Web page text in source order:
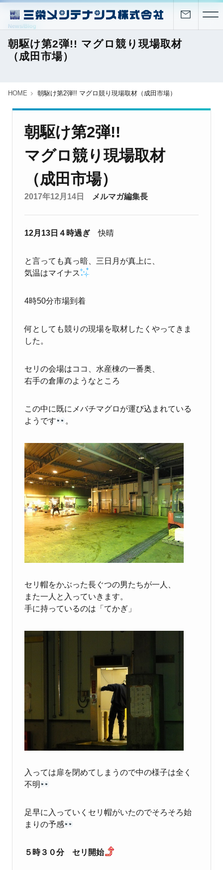
News/Blog
朝駆け第2弾!! マグロ競り現場取材
（成田市場）
HOME 朝駆け第2弾!! マグロ競り現場取材（成田市場）
朝駆け第2弾!!
マグロ競り現場取材
（成田市場）
2017年12月14日 メルマガ編集長
12月13日４時過ぎ 快晴
と言っても真っ暗、三日月が真上に、
気温はマイナス
4時50分市場到着
何としても競りの現場を取材したくやってきま
した。
セリの会場はココ、水産棟の一番奥、
右手の倉庫のようなところ
この中に既にメバチマグロが運び込まれている
ようです
。
セリ帽をかぶった長ぐつの男たちが一人、
また一人と入っていきます。
手に持っているのは「てかぎ」
入っては扉を閉めてしまうので中の様子は全く
不明
足早に入っていくセリ帽がいたのでそろそろ始
まりの予感
５時３０分 セリ開始